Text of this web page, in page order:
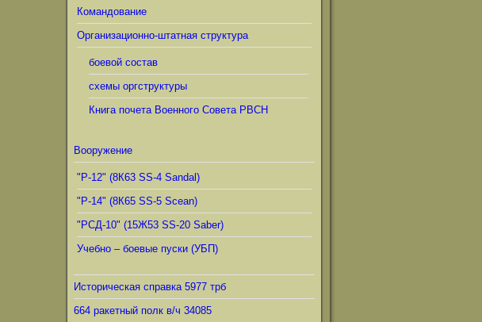
Командование
Организационно-штатная структура
боевой состав
схемы оргструктуры
Книга почета Военного Совета РВСН
Вооружение
"Р-12" (8К63 SS-4 Sandal)
"Р-14" (8К65 SS-5 Scean)
"РСД-10" (15Ж53 SS-20 Saber)
Учебно – боевые пуски (УБП)
Историческая справка 5977 трб
664 ракетный полк в/ч 34085